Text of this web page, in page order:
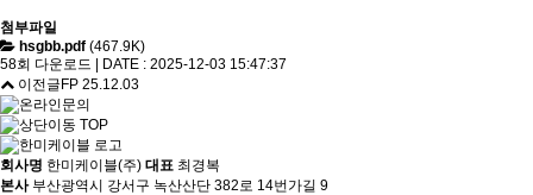
첨부파일
hsgbb.pdf (467.9K)
58회 다운로드 | DATE : 2025-12-03 15:47:37
이전글 FP 25.12.03
TOP
회사명 한미케이블(주) 대표 최경복
본사부산광역시 강서구 녹산산단 382로 14번가길 9